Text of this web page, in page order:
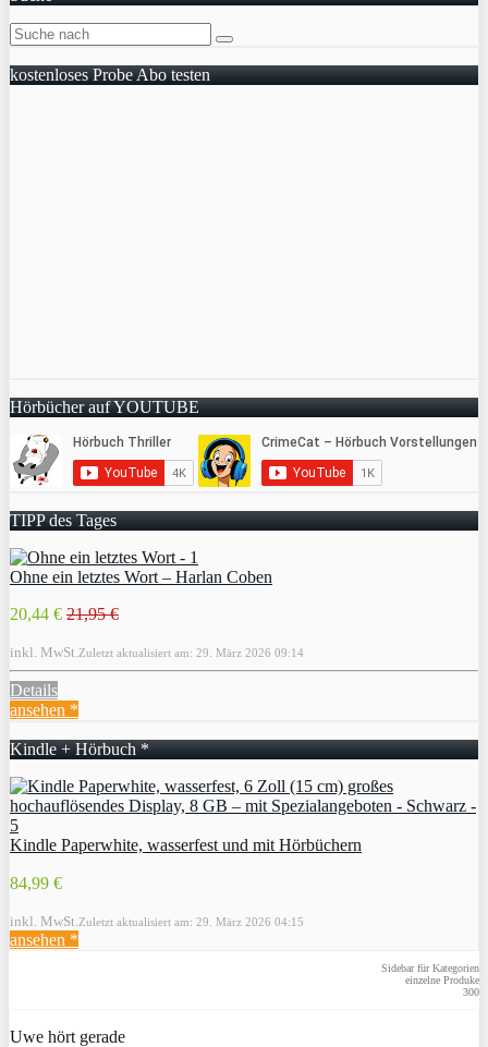
kostenloses Probe Abo testen
Hörbücher auf YOUTUBE
TIPP des Tages
Ohne ein letztes Wort – Harlan Coben
20,44 € 21,95 €
inkl. MwSt. Zuletzt aktualisiert am: 29. März 2026 09:14
Details
ansehen *
Kindle + Hörbuch *
Kindle Paperwhite, wasserfest und mit Hörbüchern
84,99 €
inkl. MwSt. Zuletzt aktualisiert am: 29. März 2026 04:15
ansehen *
Sidebar für Kategorien
einzelne Produke
300
Uwe hört gerade